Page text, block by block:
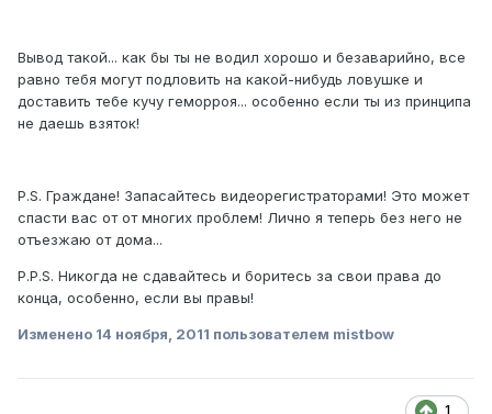
Вывод такой... как бы ты не водил хорошо и безаварийно, все
равно тебя могут подловить на какой-нибудь ловушке и
доставить тебе кучу геморроя... особенно если ты из принципа
не даешь взяток!
P.S. Граждане! Запасайтесь видеорегистраторами! Это может
спасти вас от от многих проблем! Лично я теперь без него не
отъезжаю от дома...
P.P.S. Никогда не сдавайтесь и боритесь за свои права до
конца, особенно, если вы правы!
Изменено 14 ноября, 2011 пользователем mistbow
1